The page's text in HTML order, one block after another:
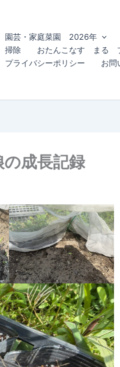
園芸・家庭菜園 2026年
掃除
おたんこなす まる
プライバシーポリシー
お問
成長記録